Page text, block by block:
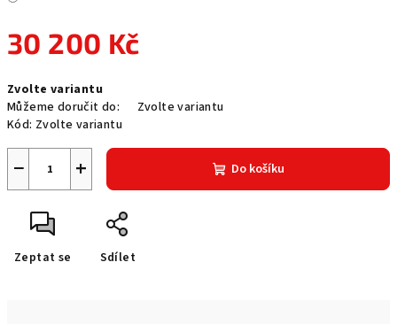
30 200 Kč
cena:
Zvolte variantu
Můžeme doručit do:
Zvolte variantu
Kód: Zvolte variantu
+
− Do košíku
Zeptat se Sdílet